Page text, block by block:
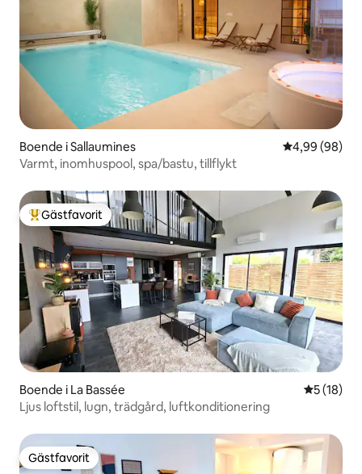
Boende i Sallaumines 4,99 av 5 i
4,99 (98)
Varmt, inomhuspool, spa/bastu, tillflykt
Populär gästfavorit
Gästfavorit
Boende i La Bassée 5 av 5 i
5 (18)
Ljus loftstil, lugn, trädgård, luftkonditionering
Gästfavorit
Gästfavorit